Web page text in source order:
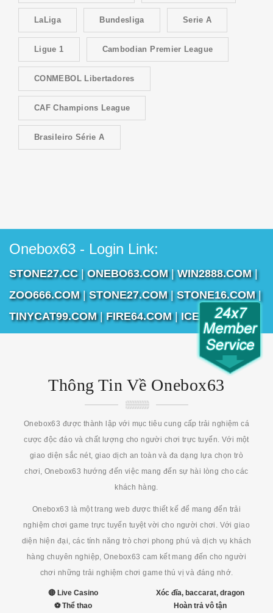
LaLiga Bundesliga Serie A
Ligue 1 Cambodian Premier League
CONMEBOL Libertadores
CAF Champions League
Brasileiro Série A
Onebox63 - Login Link:
STONE27.CC|ONEBO63.COM|WIN2888.COM|
ZOO666.COM|STONE27.COM|STONE16.COM|
TINYCAT99.COM| FIRE64.COM| ICE255.COM
Thông Tin Về Onebox63
Onebox63 được thành lập với mục tiêu cung cấp trải nghiệm cá
cược độc đáo và chất lượng cho người chơi trực tuyến. Với một
giao diện sắc nét, giao dịch an toàn và đa dạng lựa chọn trò
chơi, Onebox63 hướng đến việc mang đến sự hài lòng cho các
khách hàng.
Onebox63 là một trang web được thiết kế để mang đến trải
nghiệm chơi game trực tuyến tuyệt vời cho người chơi. Với giao
diện hiện đại, các tính năng trò chơi phong phú và dịch vụ khách
hàng chuyên nghiệp, Onebox63 cam kết mang đến cho người
chơi những trải nghiệm chơi game thú vị và đáng nhớ.
🔴 Live Casino
Xóc đĩa, baccarat, dragon
⚽ Thể thao
Hoàn trả vô tận